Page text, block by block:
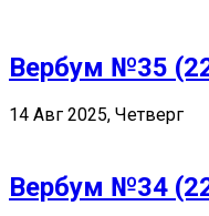
Вербум №35
14 Авг 2025, Четверг
Вербум №34